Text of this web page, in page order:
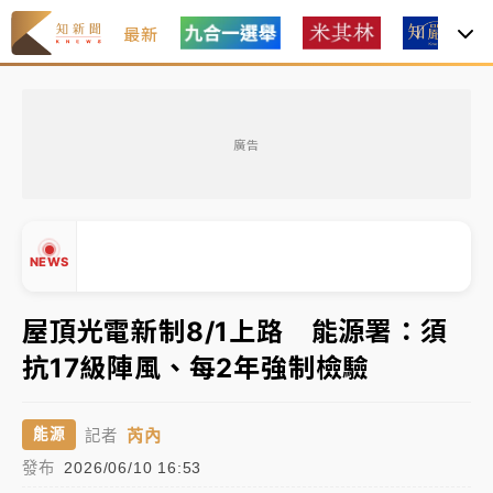
最新
廣告
NEWS
中颱白海豚環流掠北海！今明防劇烈降雨 東部高溫飆
38度
周末精選｜ 慈濟遭詐10億完整始末曝！律師掮客大玩兩
面手法 郭台銘、蔡英文成關鍵
周末精選｜ 跨境網購族注意！EZ Way若改由政府委
屋頂光電新制8/1上路 能源署：須
抗17級陣風、每2年強制檢驗
能源 記者 芮內
發布 2026/06/10 16:53